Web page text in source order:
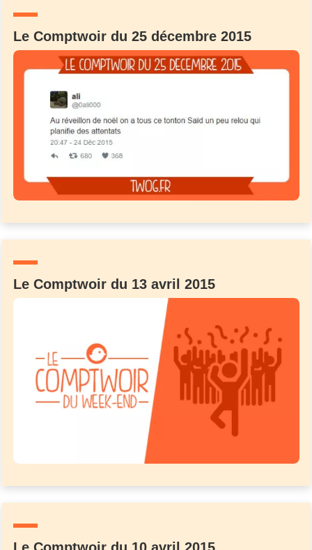
Le Comptwoir du 25 décembre 2015
Le Comptwoir du 13 avril 2015